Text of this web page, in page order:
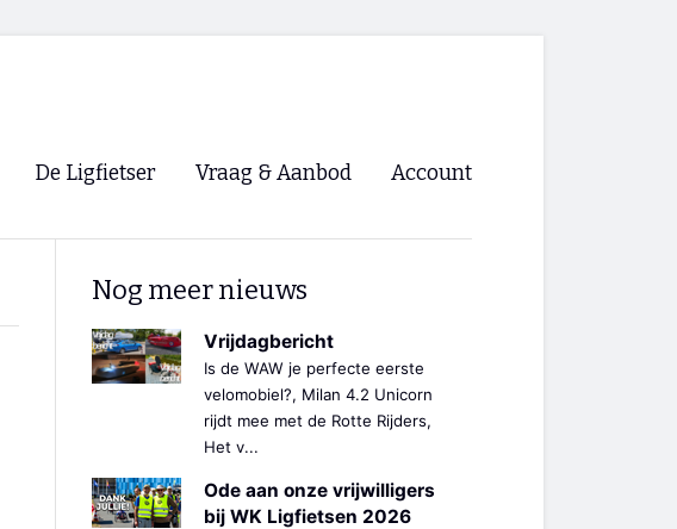
De Ligfietser
NVHPV
Lokale Fietsverenigingen
Forum ligfietsers.nl 🡺
Vraag & Aanbod Account
Nog meer nieuws
Vrijdagbericht
Is de WAW je perfecte eerste
velomobiel?, Milan 4.2 Unicorn
rijdt mee met de Rotte Rijders,
Het v...
Ode aan onze vrijwilligers
bij WK Ligfietsen 2026